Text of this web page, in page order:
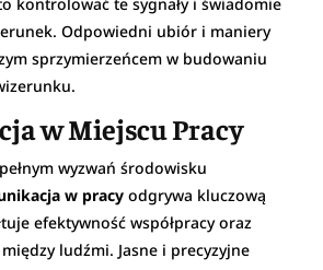
Odpowiedni ubiór i maniery
sprzymierzeńcem w budowaniu
w Miejscu Pracy
wyzwań środowisku
w pracy odgrywa kluczową
efektywność współpracy oraz
ludźmi. Jasne i precyzyjne